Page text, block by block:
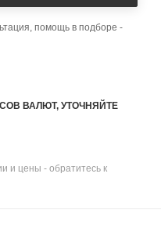
помощь в подборе -
ВАЛЮТ, УТОЧНЯЙТЕ
и цены - обратитесь к